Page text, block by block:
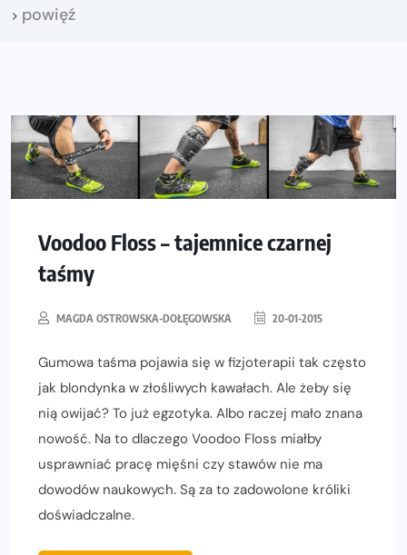
> powięź
Voodoo Floss – tajemnice czarnej
taśmy
MAGDA OSTROWSKA-DOŁĘGOWSKA 20-01-2015
Gumowa taśma pojawia się w fizjoterapii tak często
jak blondynka w złośliwych kawałach. Ale żeby się
nią owijać? To już egzotyka. Albo raczej mało znana
nowość. Na to dlaczego Voodoo Floss miałby
usprawniać pracę mięśni czy stawów nie ma
dowodów naukowych. Są za to zadowolone króliki
doświadczalne.